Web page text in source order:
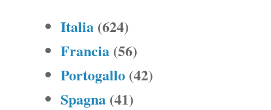
Italia (624)
Francia (56)
Portogallo (42)
Spagna (41)